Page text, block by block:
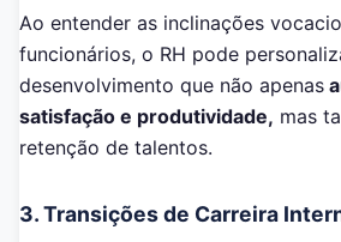
Ao entender as inclinações
funcionários, o RH pode
desenvolvimento que não apenas
satisfação e produtividade, mas
retenção de talentos.
3. Transições de Carreira